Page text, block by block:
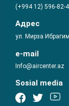
(+994 12) 596-82-
Адрес
ул. Мирза
e-mail
Info@aircenter.az
Sosial media